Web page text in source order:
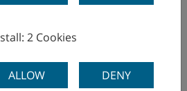
「ブレーン」としてホスト
2 Cookies
ALLOW
DENY